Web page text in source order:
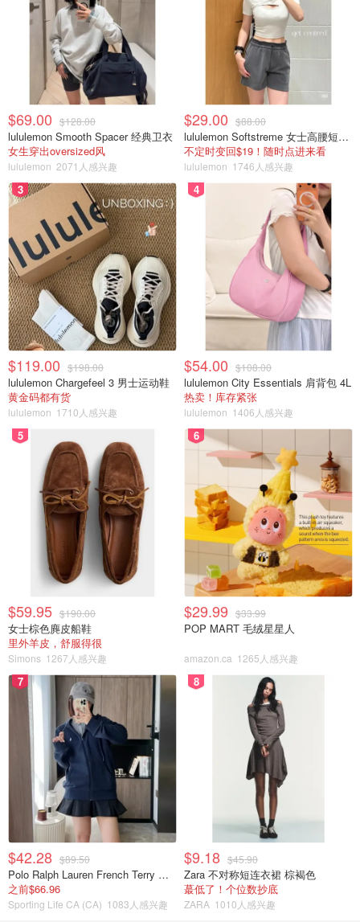
$69.00 $128.00
lululemon Smooth Spacer 经典卫衣
女生穿出oversized风
lululemon 2071人感兴趣
$29.00 $88.00
lululemon Softstreme 女士高腰短裤 10cm
不定时变回$19！随时点进来看
lululemon 1746人感兴趣
3
$119.00 $198.00
lululemon Chargefeel 3 男士运动鞋
黄金码都有货
lululemon 1710人感兴趣
4
$54.00 $108.00
lululemon City Essentials 肩背包 4L
热卖！库存紧张
lululemon 1406人感兴趣
5
$59.95 $190.00
女士棕色麂皮船鞋
里外羊皮，舒服得很
Simons 1267人感兴趣
6
$29.99 $33.99
POP MART 毛绒星星人
amazon.ca 1265人感兴趣
7
$42.28 $89.50
Polo Ralph Lauren French Terry 女童连帽卫衣 7-16码
之前$66.96
Sporting Life CA (CA) 1083人感兴趣
8
$9.18 $45.90
Zara 不对称短连衣裙 棕褐色
蕞低了！个位数抄底
ZARA 1010人感兴趣